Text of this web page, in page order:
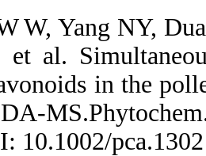
26. Tao W W,
Qian W, et al.
major
HPLC-PDA-
461. DOI: